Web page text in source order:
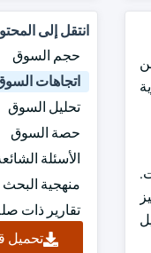
تنمو بمعدل نمو سنوي مركب قدره 6٪ من
انتقل إلى
حجم السوق
اتجاهات
تحليل السوق
حصة السوق
الأسئلة
منهجية البحث
تقارير ذات
تحميل